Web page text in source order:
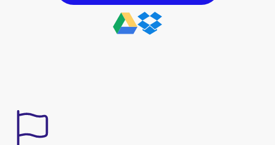
Antarmuka yang mudah digunakan
Alat pemotong video memiliki antarmuka yang bersih dan